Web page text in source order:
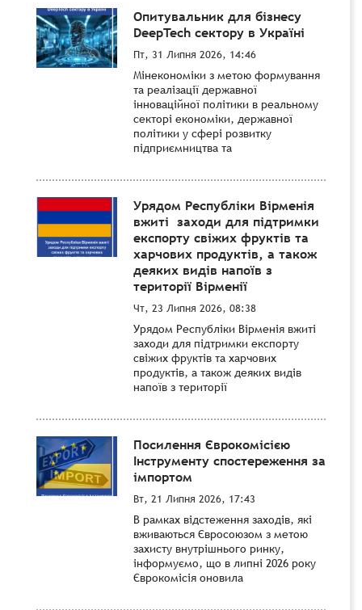
Опитувальник для бізнесу
DeepTech сектору в Україні
Пт, 31 Липня 2026, 14:46
Мінекономіки з метою формування
та реалізації державної
інноваційної політики в реальному
секторі економіки, державної
політики у сфері розвитку
підприємництва та
Урядом Республіки Вірменія
вжиті заходи для підтримки
експорту свіжих фруктів та
харчових продуктів, а також
деяких видів напоїв з
території Вірменії
Чт, 23 Липня 2026, 08:38
Урядом Республіки Вірменія вжиті
заходи для підтримки експорту
свіжих фруктів та харчових
продуктів, а також деяких видів
напоїв з території
Посилення Єврокомісією
Інструменту спостереження за
імпортом
Вт, 21 Липня 2026, 17:43
В рамках відстеження заходів, які
вживаються Євросоюзом з метою
захисту внутрішнього ринку,
інформуємо, що в липні 2026 року
Єврокомісія оновила